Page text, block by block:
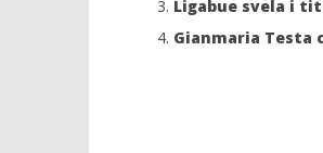
Ligabue svela i
Gianmaria Testa